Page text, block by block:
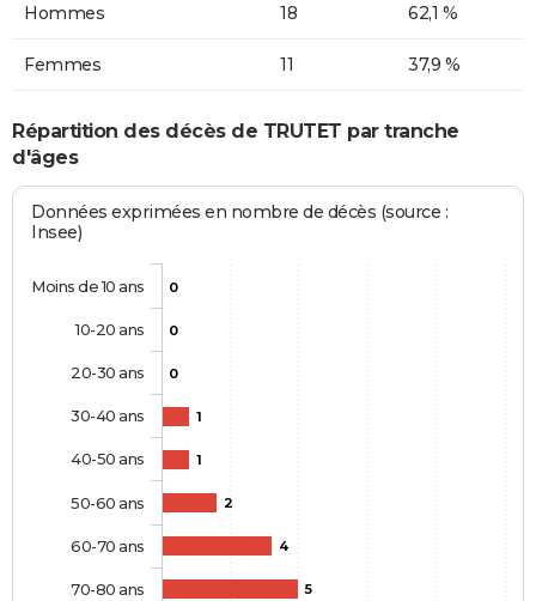
Hommes 18 62,1 %
Femmes 11 37,9 %
Répartition des décès de TRUTET par tranche
d'âges
Données exprimées en nombre de décès (source :
Insee)
0
0
0
1
1
2
4
5
Moins de 10 ans
10-20 ans
20-30 ans
30-40 ans
40-50 ans
50-60 ans
60-70 ans
70-80 ans